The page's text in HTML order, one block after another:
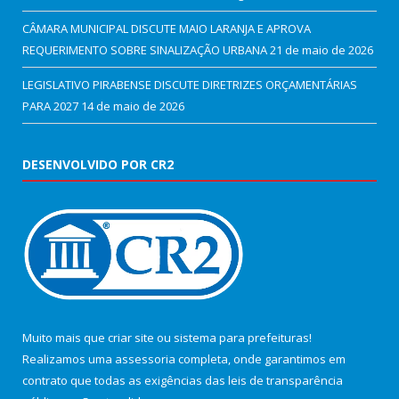
CÂMARA MUNICIPAL DISCUTE MAIO LARANJA E APROVA
REQUERIMENTO SOBRE SINALIZAÇÃO URBANA21 de maio de 2026
LEGISLATIVO PIRABENSE DISCUTE DIRETRIZES ORÇAMENTÁRIAS
PARA 2027 14 de maio de 2026
DESENVOLVIDO POR CR2
Muito mais que criar site ou sistema para prefeituras!
Realizamos uma assessoria completa, onde garantimos em
contrato que todas as exigências das leis de transparência